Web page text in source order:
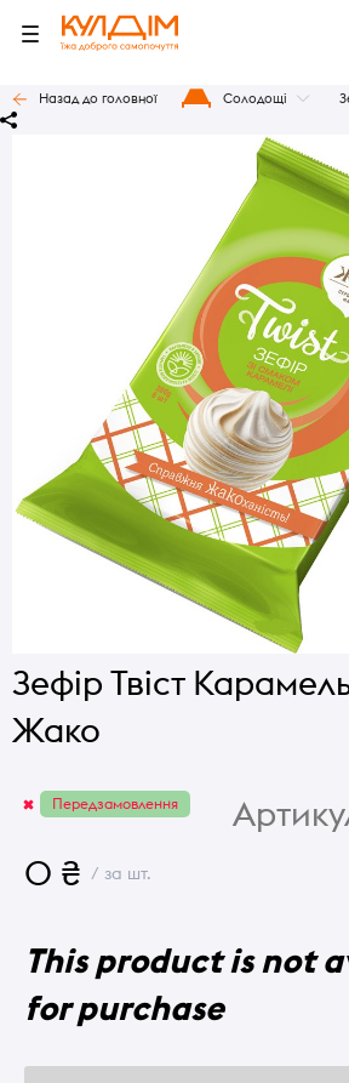
Назад до головної Солодощі
Зефір Твіст
Жако
Передзамовлення
0 ₴ / за шт.
This product is not
for purchase